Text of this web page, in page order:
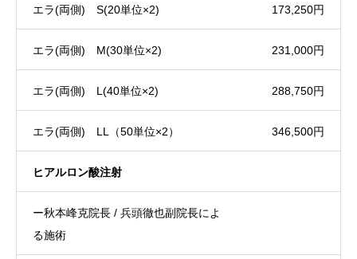
エラ(両側) S(20単位×2) 173,250円
エラ(両側) М(30単位×2) 231,000円
エラ(両側) L(40単位×2) 288,750円
エラ(両側) LL（50単位×2） 346,500円
ヒアルロン酸注射
ー秋本峰克院長 / 兵頭徹也副院長によ
る施術